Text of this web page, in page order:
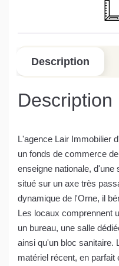
Description
Description
L'agence Lair Immobilier
un fonds de commerce
enseigne nationale, d'une
situé sur un axe très
dynamique de l'Orne, il
Les locaux comprennent
un bureau, une salle
ainsi qu'un bloc sanitaire.
matériel récent, en